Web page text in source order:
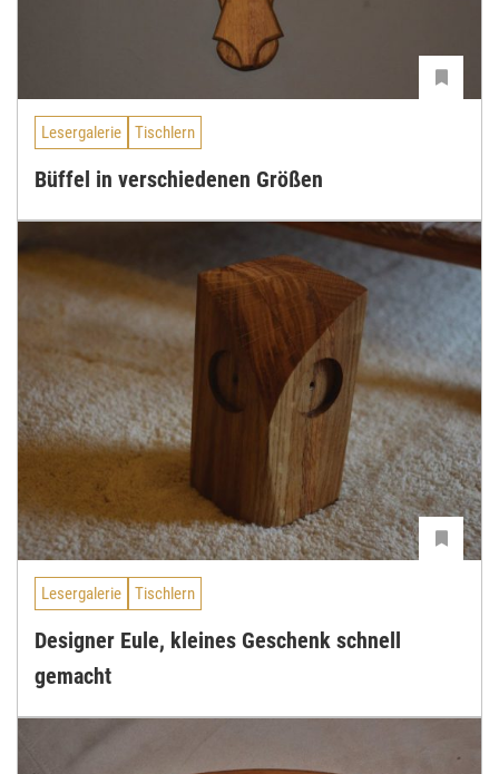
Lesergalerie Tischlern
Büffel in verschiedenen Größen
Lesergalerie Tischlern
Designer Eule, kleines Geschenk schnell
gemacht